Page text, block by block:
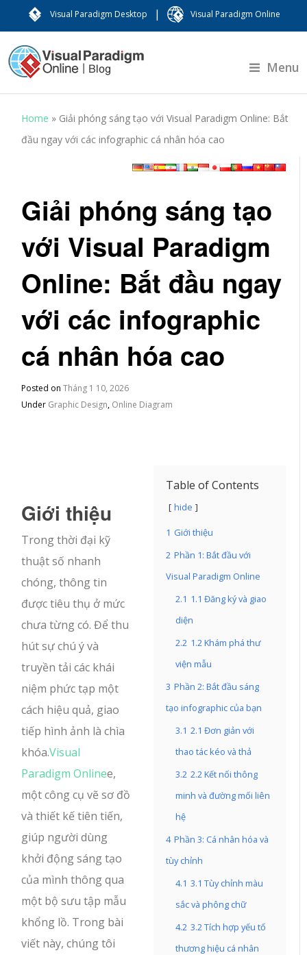
Visual Paradigm Desktop | Visual Paradigm Online
Menu
Home » Giải phóng sáng tạo với Visual Paradigm Online: Bắt
đầu ngay với các infographic cá nhân hóa cao
Giải phóng sáng tạo
với Visual Paradigm
Online: Bắt đầu ngay
với các infographic
cá nhân hóa cao
Posted onTháng 1 10, 2026
Under Graphic Design, Online Diagram
Table of Contents
hide
1 Giới thiệu
2 Phần 1: Bắt đầu với
Visual Paradigm Online
2.1 1.1 Đăng ký và giao
diện
2.2 1.2 Khám phá thư
viện mẫu
3 Phần 2: Bắt đầu sáng
tạo infographic của bạn
3.1 2.1 Đơn giản với
thao tác kéo và thả
3.2 2.2 Kết nối thông
minh và đường mối liên
hệ
4 Phần 3: Cá nhân hóa và
tùy chỉnh
4.1 3.1 Tùy chỉnh màu
sắc và phông chữ
4.2 3.2 Tích hợp yếu tố
thương hiệu cá nhân
Giới thiệu
Trong thời đại kỹ
thuật số nhanh
chóng, thông tin
được tiêu thụ ở mức
chưa từng có. Để thu
hút sự chú ý và
truyền tải các khái
niệm phức tạp một
cách hiệu quả, giao
tiếp hình ảnh là chìa
khóa.Visual
Paradigm Onlinee,
một công cụ vẽ sơ đồ
và thiết kế tiên tiến,
giúp người dùng
khởi động sáng tạo
của mình thông qua
một bộ sưu tập mẫu
khổng lồ. Trong bài
viết này, chúng tôi